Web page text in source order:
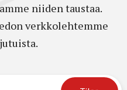
niiden taustaa.
verkkolehtemme